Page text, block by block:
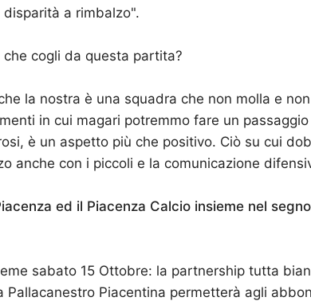
a rimbalzo".
che cogli da questa partita?
la nostra è una squadra che non molla e
in cui magari potremmo fare un
è un aspetto più che positivo. Ciò su cui
anche con i piccoli e la comunicazione
ed il Piacenza Calcio insieme nel
sabato 15 Ottobre: la partnership tutta
Pallacanestro Piacentina permetterà agli